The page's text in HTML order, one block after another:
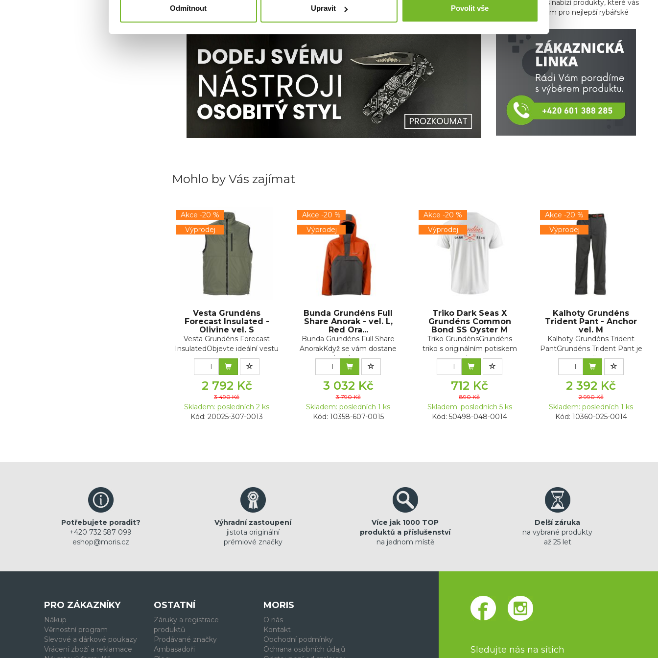
Odmítnout Upravit Povolit vše
Bez ohledu na to, zda jste na vodě nebo trávíte čas ve městě, Grundéns nabízí produkty, které vás
udrží v suchu, teple a stylu. Přidejte se k tisícům spokojených zákazníků a objevte, proč je Grundéns synonymem pro nejlepší rybářské
oblečení na trhu.
Mohlo by Vás zajímat
Akce -20 %
Výprodej
Vesta Grundéns
Forecast Insulated -
Olivine vel. S
Vesta Grundéns Forecast
InsulatedObjevte ideální vestu
pro v...
2 792 Kč
3 490 Kč
Skladem: posledních 2 ks
Kód: 20025-307-0013
Akce -20 %
Výprodej
Bunda Grundéns Full
Share Anorak - vel. L,
Red Ora...
Bunda Grundéns Full Share
AnorakKdyž se vám dostane
do rukou...
3 032 Kč
3 790 Kč
Skladem: posledních 1 ks
Kód: 10358-607-0015
Akce -20 %
Výprodej
Triko Dark Seas X
Grundéns Common
Bond SS Oyster M
Triko GrundénsGrundéns
triko s originálním potiskem
vyrobeno...
712 Kč
890 Kč
Skladem: posledních 5 ks
Kód: 50498-048-0014
Akce -20 %
Výprodej
Kalhoty Grundéns
Trident Pant - Anchor
vel. M
Kalhoty Grundéns Trident
PantGrundéns Trident Pant je
navrže...
2 392 Kč
2 990 Kč
Skladem: posledních 1 ks
Kód: 10360-025-0014
Potřebujete poradit?
+420 732 587 099
eshop@moris.cz
Výhradní zastoupení
jistota originální
prémiové značky
Více jak 1000 TOP
produktů a příslušenství
na jednom místě
Delší záruka
na vybrané produkty
až 25 let
PRO ZÁKAZNÍKY
Nákup
Věrnostní program
Slevové a dárkové poukazy
Vrácení zboží a reklamace
OSTATNÍ
Záruky a registrace
produktů
Prodávané značky
Ambasadoři
MORIS
O nás
Kontakt
Obchodní podmínky
Ochrana osobních údajů
Sledujte nás na sítích